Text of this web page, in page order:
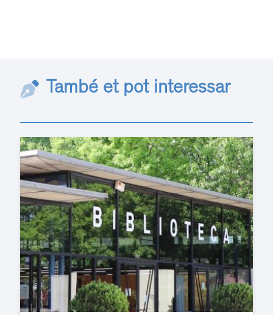
També et pot interessar